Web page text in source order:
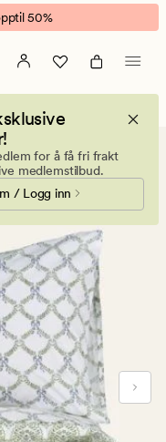
50%
for å få fri frakt
medlemstilbud.
/ Logg inn